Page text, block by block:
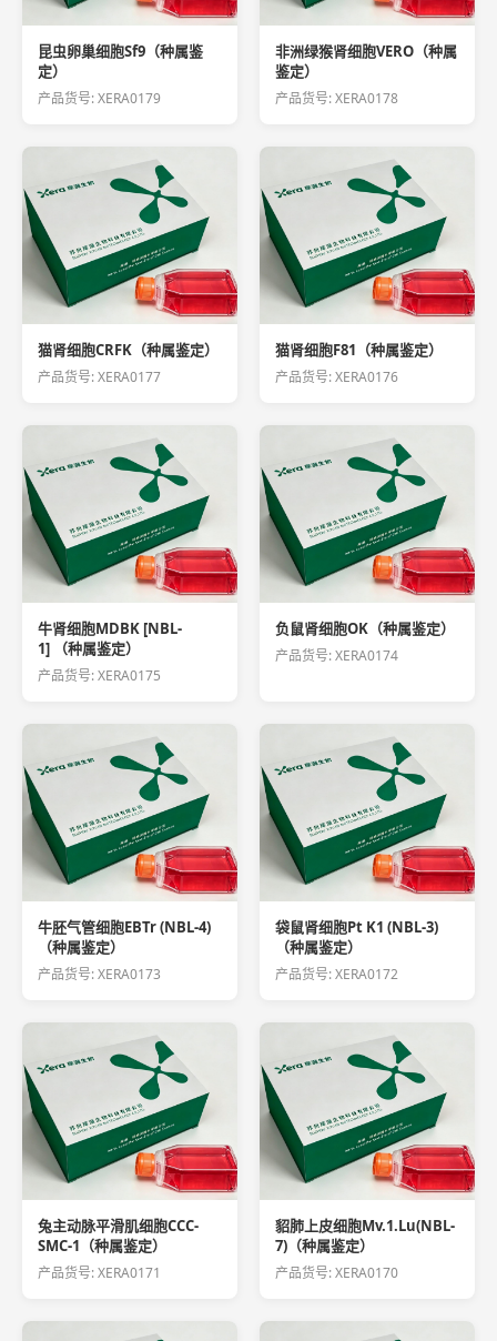
昆虫卵巢细胞Sf9（种属鉴
定）
产品货号: XERA0179
非洲绿猴肾细胞VERO（种属
鉴定）
产品货号: XERA0178
猫肾细胞CRFK（种属鉴定）
产品货号: XERA0177
猫肾细胞F81（种属鉴定）
产品货号: XERA0176
牛肾细胞MDBK [NBL-
1] （种属鉴定）
产品货号: XERA0175
负鼠肾细胞OK（种属鉴定）
产品货号: XERA0174
牛胚气管细胞EBTr (NBL-4)
（种属鉴定）
产品货号: XERA0173
袋鼠肾细胞Pt K1 (NBL-3)
（种属鉴定）
产品货号: XERA0172
兔主动脉平滑肌细胞CCC-
SMC-1（种属鉴定）
产品货号: XERA0171
貂肺上皮细胞Mv.1.Lu(NBL-
7)（种属鉴定）
产品货号: XERA0170